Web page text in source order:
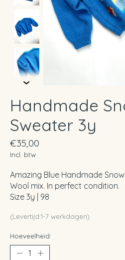
Handmade
Sweater 3y
€35,00
Incl. btw
Amazing Blue Handmade
Wool mix. In perfect condition.
Size 3y | 98
(Levertijd:1-7 werkdagen)
Hoeveelheid: